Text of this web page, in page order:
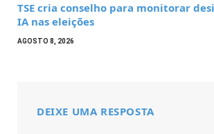
TSE cria conselho para monitorar
IA nas eleições
AGOSTO 8, 2026
DEIXE UMA RESPOSTA